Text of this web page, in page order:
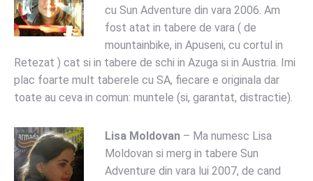
cu Sun Adventure din vara 2006. Am
fost atat in tabere de vara ( de
mountainbike, in Apuseni, cu cortul in
Retezat ) cat si in tabere de schi in Azuga si in Austria. Imi
plac foarte mult taberele cu SA, fiecare e originala dar
toate au ceva in comun: muntele (si, garantat, distractie).
Lisa Moldovan – Ma numesc Lisa
Moldovan si merg in tabere Sun
Adventure din vara lui 2007, de cand